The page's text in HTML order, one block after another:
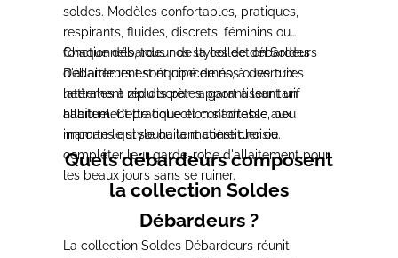
soldes. Modèles confortables, pratiques,
respirants, fluides, discrets, féminins ou
fonctionnels, tous nos styles dedébardeurs
d'allaitement sontconcernés, à des prix
nettement réduitspar rapport à leur tarif
habituel.Cette collection s'adresse aux
mamansqui souhaitent constituer ou
compléterleur garde-robe d'allaitement pour
les beaux jours sans se ruiner.
Chaquedébardeur de la collection Soldes
Débardeurs est équipé de nos ouvertures
latérales à zip discrètes, garantissantun
allaitement pratique et confortable,peu
importe le style ou la matièrechoisie.
Quels débardeurs composent
la collection Soldes
Débardeurs ?
La collection Soldes Débardeurs réunit